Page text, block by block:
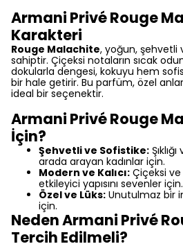
Armani Privé Rouge
Karakteri
Rouge Malachite, yoğun, şehvetli
sahiptir. Çiçeksi notaların sıcak
dokularla dengesi, kokuyu hem
bir hale getirir. Bu parfüm, özel
ideal bir seçenektir.
Armani Privé Rouge
İçin?
Şehvetli ve Sofistike:
arada arayan kadınlar için.
Modern ve Kalıcı: Çiçeksi
etkileyici yapısını sevenler için.
Özel ve Lüks: Unutulmaz bir
için.
Neden Armani Privé
Tercih Edilmeli?